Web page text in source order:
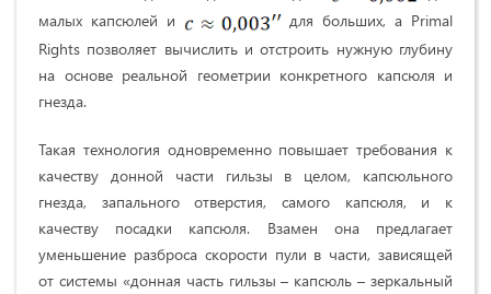
малых капсюлей и
для больших, а Primal
Rights позволяет вычислить и отстроить нужную глубину
на основе реальной геометрии конкретного капсюля и
гнезда.
Такая технология одновременно повышает требования к
качеству донной части гильзы в целом, капсюльного
гнезда, запального отверстия, самого капсюля, и к
качеству посадки капсюля. Взамен она предлагает
уменьшение разброса скорости пули в части, зависящей
от системы «донная часть гильзы – капсюль – зеркальный